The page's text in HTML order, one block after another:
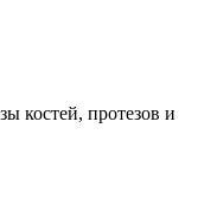
костей, протезов и